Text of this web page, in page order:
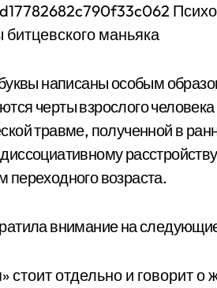
написаны особым
черты взрослого
травме, полученной в
переходного возраста.
внимание на
стоит отдельно и говорит